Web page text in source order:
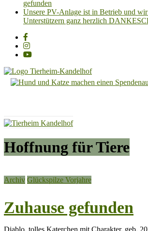
gefunden
Unsere PV-Anlage ist in Betrieb und wir
Unterstützern ganz herzlich
Tierheim
Hoffnung
für
Tiere
Hoffnung für Tiere
Archiv Glückspilze Vorjahre
Zuhause gefunden
Diablo, tolles Katerchen mit Charakter, geb.